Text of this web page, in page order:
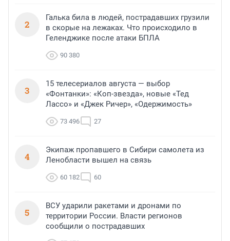
2
Галька била в людей, пострадавших грузили
в скорые на лежаках. Что происходило в
Геленджике после атаки БПЛА
90 380
3
15 телесериалов августа — выбор
«Фонтанки»: «Коп-звезда», новые «Тед
Лассо» и «Джек Ричер», «Одержимость»
73 496 27
4
Экипаж пропавшего в Сибири самолета из
Ленобласти вышел на связь
60 182 60
5
ВСУ ударили ракетами и дронами по
территории России. Власти регионов
сообщили о пострадавших